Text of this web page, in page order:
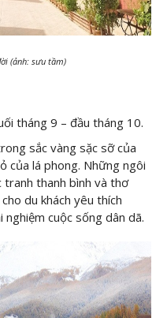
(ảnh: sưu tầm)
tháng 9 – đầu tháng 10.
sắc vàng sặc sỡ của
của lá phong. Những ngôi
thanh bình và thơ
du khách yêu thích
cuộc sống dân dã.